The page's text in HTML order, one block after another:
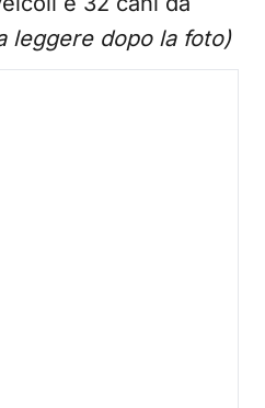
leggere dopo la foto)